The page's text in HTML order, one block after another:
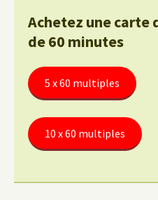
Achetez une carte
de 60 minutes
5 x 60 multiples
10 x 60 multiples